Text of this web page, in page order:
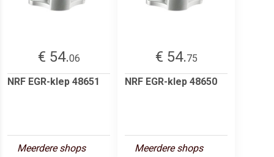
€ 54.06
NRF EGR-klep 48651
Meerdere shops
€ 54.75
NRF EGR-klep 48650
Meerdere shops